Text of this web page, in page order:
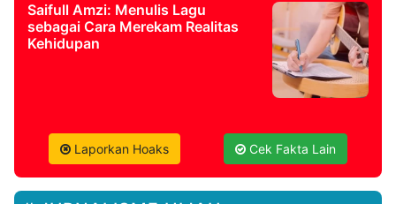
Saifull Amzi: Menulis Lagu
sebagai Cara Merekam Realitas
Kehidupan
Laporkan Hoaks Cek Fakta Lain